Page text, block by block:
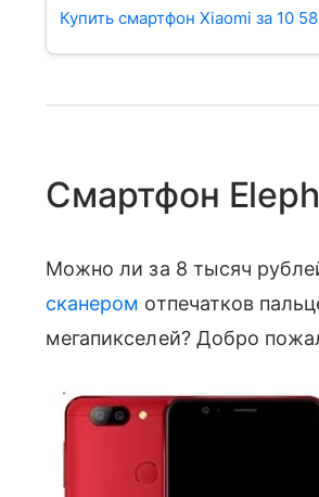
Купить смартфон Xiaomi за 10
Смартфон
Можно ли за 8 тысяч
сканером отпечатков
мегапикселей? Добро